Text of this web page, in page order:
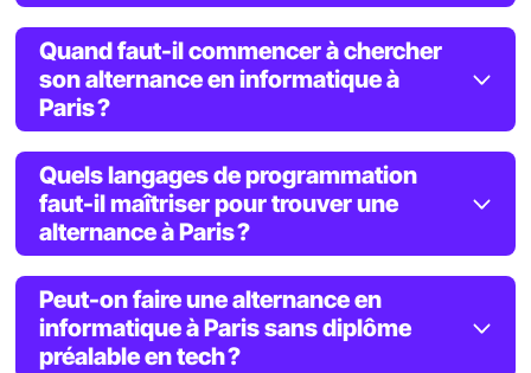
Quand faut-il commencer à chercher
son alternance en informatique à
Paris ?
Quels langages de programmation
faut-il maîtriser pour trouver une
alternance à Paris ?
Peut-on faire une alternance en
informatique à Paris sans diplôme
préalable en tech ?